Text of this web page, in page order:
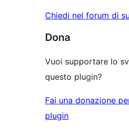
Chiedi nel forum di
Dona
Vuoi supportare lo
questo plugin?
Fai una donazione
plugin